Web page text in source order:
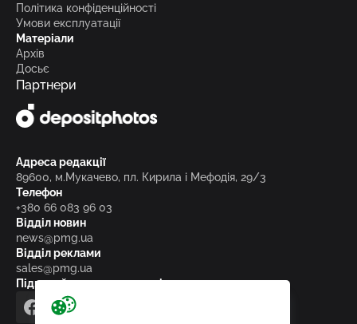
Політика конфіденційності
Умови експлуатації
Матеріали
Архів
Досьє
Партнери
Адреса редакції
89600, м.Мукачево, пл. Кирила і Мефодія, 29/3
Телефон
+380 66 083 96 03
Відділ новин
news@pmg.ua
Відділ реклами
sales@pmg.ua
Підписуйтесь на нас у соціальних мережах
facebooktelegram